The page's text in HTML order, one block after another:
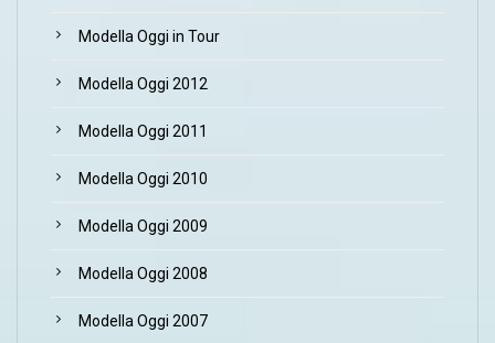
Modella Oggi in Tour
Modella Oggi 2012
Modella Oggi 2011
Modella Oggi 2010
Modella Oggi 2009
Modella Oggi 2008
Modella Oggi 2007